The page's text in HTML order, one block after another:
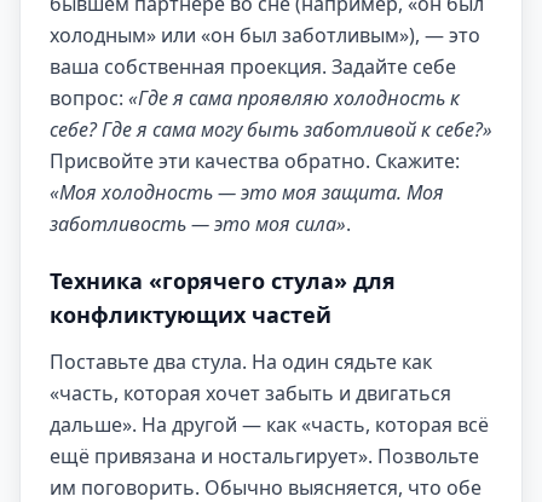
холодным» или «он был заботливым»), — это
ваша собственная проекция. Задайте себе
вопрос: «Где я сама проявляю холодность к
себе? Где я сама могу быть заботливой к себе?»
Присвойте эти качества обратно. Скажите:
«Моя холодность — это моя защита. Моя
заботливость — это моя сила».
Техника «горячего стула» для
конфликтующих частей
Поставьте два стула. На один сядьте как
«часть, которая хочет забыть и двигаться
дальше». На другой — как «часть, которая всё
ещё привязана и ностальгирует». Позвольте
им поговорить. Обычно выясняется, что обе